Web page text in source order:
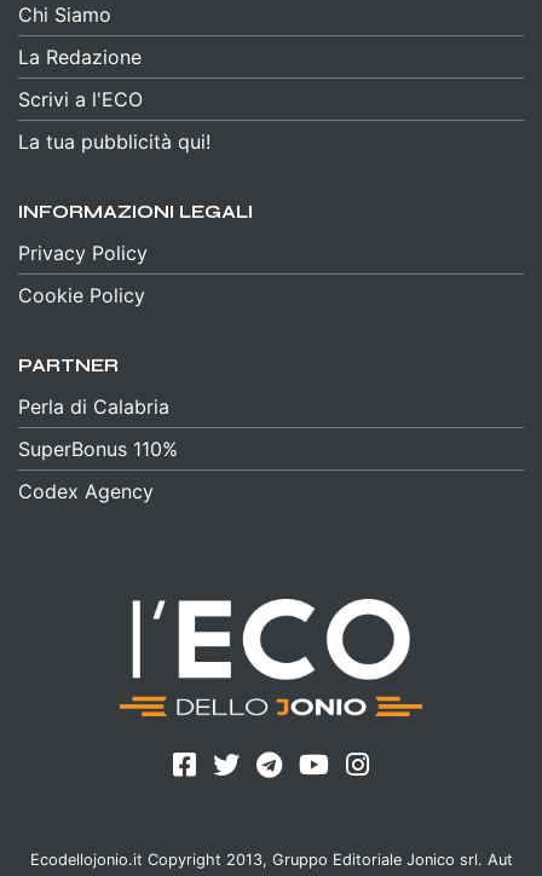
Chi Siamo
La Redazione
Scrivi a l'ECO
La tua pubblicità qui!
INFORMAZIONI LEGALI
Privacy Policy
Cookie Policy
PARTNER
Perla di Calabria
SuperBonus 110%
Codex Agency
Ecodellojonio.it Copyright 2013, Gruppo Editoriale Jonico srl. Aut